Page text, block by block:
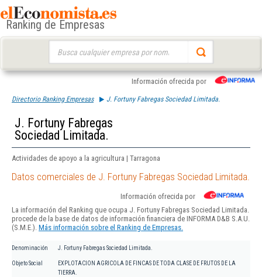
Ranking de Empresas
Información ofrecida por
Directorio Ranking Empresas J. Fortuny Fabregas Sociedad Limitada.
J. Fortuny Fabregas
Sociedad Limitada.
Actividades de apoyo a la agricultura | Tarragona
Datos comerciales de J. Fortuny Fabregas Sociedad Limitada.
Información ofrecida por
La información del Ranking que ocupa J. Fortuny Fabregas Sociedad Limitada.
procede de la base de datos de información financiera de INFORMA D&B S.A.U.
(S.M.E.). Más información sobre el Ranking de Empresas.
Denominación J. Fortuny Fabregas Sociedad Limitada.
Objeto Social
EXPLOTACION AGRICOLA DE FINCAS DE TODA CLASE DE FRUTOS DE LA
TIERRA.